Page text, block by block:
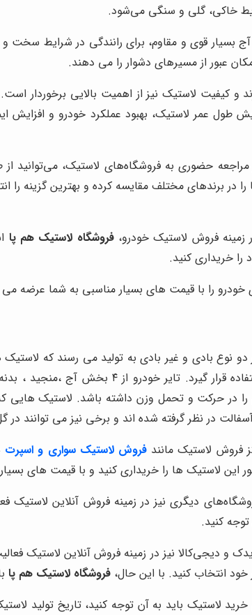
خاکی، گلی و سنگی می‌شود.
بسیار قوی و مقاوم، برای رانندگی در شرایط
عبور از مسیرهای دشوار را می دهند.
و کیفیت لاستیک نیز از اهمیت بالایی برخوردار
طول عمر لاستیک، بهبود عملکرد خودرو و افزایش
مراجعه حضوری به فروشگاه‌های لاستیک، می‌توانید
در برندهای مختلف مقایسه کرده و بهترین گزینه
زمینه فروش لاستیک خودرو،فروشگاه لاستیک هم پا
را خریداری کنید.
را با قیمت های بسیار مناسبی به شما عرضه می
نوع بادی و غیر بادی به تولید می رسند که
برای استفاده های متفاوت مورد
را در حرکت و تحمل وزن داشته باشد. لاستیک
در نظر گرفته شده اند و برخی نیز می توانند
فروش لاستیک مانندفروش لاستیک سواری و اسپرت
این لاستیک ها را خریداری کنید و با قیمت های بسیار
دیگری نیز در زمینه فروش آنلاین لاستیک
کنید.
و دیجی‌کالا نیز در زمینه فروش آنلاین لاستیک
انتخاب کنید. با این حال، فروشگاه لاستیک هم پا
لاستیک باید به آن توجه کنید، تاریخ تولید